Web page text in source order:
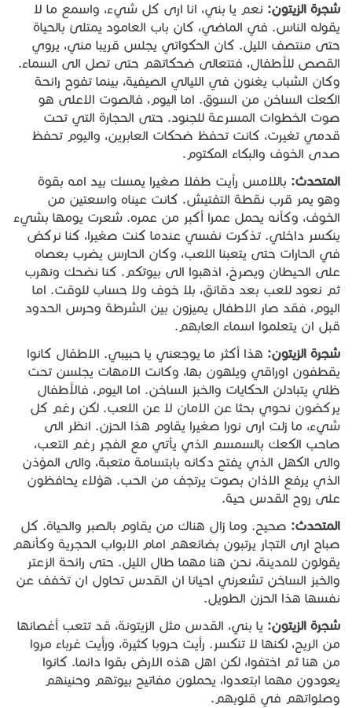
شجرة الزيتون: نعم يا بني، انا ارى كل شيء، واسمع ما لا
يقوله الناس. في الماضي، كان باب العامود يمتلئ بالحياة
حتى منتصف الليل. كان الحكواتي يجلس قريبا مني، يروي
القصص للأطفال، فتتعالى ضحكاتهم حتى تصل الى السماء.
وكان الشباب يغنون في الليالي الصيفية، بينما تفوح رائحة
الكعك الساخن من السوق. اما اليوم، فالصوت الاعلى هو
صوت الخطوات المسرعة للجنود. حتى الحجارة التي تحت
قدمي تغيرت، كانت تحفظ ضحكات العابرين، واليوم تحفظ
صدى الخوف والبكاء المكتوم.
المتحدث: باللامس رأيت طفلا صغيرا يمسك بيد امه بقوة
وهو يمر قرب نقطة التفتيش. كانت عيناه واسعتين من
الخوف، وكأنه يحمل عمرا أكبر من عمره. شعرت يومها بشيء
ينكسر داخلي. تذكرت نفسي عندما كنت صغيرا، كنا نركض
في الحارات حتى يتعبنا اللعب، وكان الحارس يضرب بعصاه
على الحيطان ويصرخ، اذهبوا الى بيوتكم. كنا نضحك ونهرب
ثم نعود للعب بعد دقائق، بلا خوف ولا حساب للوقت. اما
اليوم، فقد صار الاطفال يميزون بين الشرطة وحرس الحدود
قبل ان يتعلموا اسماء العابهم.
شجرة الزيتون: هذا أكثر ما يوجعني يا حبيبي. الاطفال كانوا
يقطفون اوراقي ويلهون بها، وكانت الامهات يجلسن تحت
ظلي يتبادلن الحكايات والخبز الساخن. اما اليوم، فالأطفال
يركضون نحوي بحثا عن الامان لا عن اللعب. لكن رغم كل
شيء، ما زلت ارى نورا صغيرا يقاوم هذا الحزن. انظر الى
صاحب الكعك بالسمسم الذي يأتي مع الفجر رغم التعب،
والى الكهل الذي يفتح دكانه بابتسامة متعبة، والى المؤذن
الذي يرفع الاذان بصوت يرتجف من الحب. هؤلاء يحافظون
على روح القدس حية.
المتحدث: صحيح. وما زال هناك من يقاوم بالصبر والحياة. كل
صباح ارى التجار يرتبون بضائعهم امام الابواب الحجرية وكأنهم
يقولون للمدينة، نحن هنا مهما طال الليل. حتى رائحة الزعتر
والخبز الساخن تشعرني احيانا ان القدس تحاول ان تخفف عن
نفسها هذا الحزن الطويل.
شجرة الزيتون: يا بني، القدس مثل الزيتونة، قد تتعب أغصانها
من الريح، لكنها لا تنكسر. رأيت حروبا كثيرة، ورأيت غرباء مروا
من هنا ثم اختفوا، لكن اهل هذه الارض بقوا دائما. كانوا
يعودون مهما ابتعدوا، يحملون مفاتيح بيوتهم وحنينهم
وصلواتهم في قلوبهم.